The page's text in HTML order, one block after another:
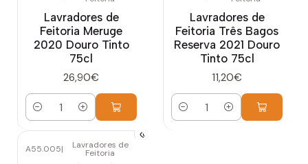
Lavradores de
Feitoria Meruge
2020 Douro Tinto
75cl
26,90€
Cantidad
Lavradores de
Feitoria Três Bagos
Reserva 2021 Douro
Tinto 75cl
11,20€
Cantidad
A55.005| Lavradores de
Feitoria